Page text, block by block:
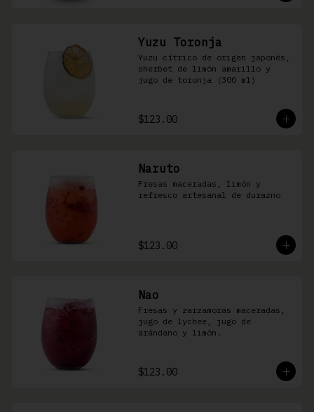
Yuzu Toronja
Yuzu cítrico de origen japonés,
sherbet de limón amarillo y
jugo de toronja (300 ml)
$123.00
Naruto
Fresas maceradas, limón y
refresco artesanal de durazno
$123.00
Nao
Fresas y zarzamoras maceradas,
jugo de lychee, jugo de
arándano y limón.
$123.00